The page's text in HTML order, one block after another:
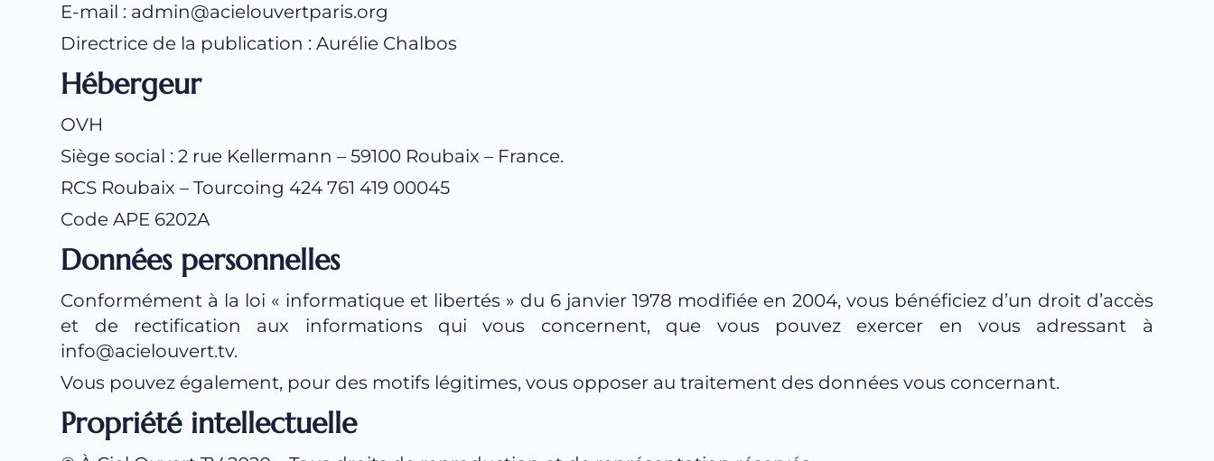
E-mail : admin@acielouvertparis.org
Directrice de la publication : Aurélie Chalbos
Hébergeur
OVH
Siège social : 2 rue Kellermann – 59100 Roubaix – France.
RCS Roubaix – Tourcoing 424 761 419 00045
Code APE 6202A
Données personnelles
Conformément à la loi « informatique et libertés » du 6 janvier 1978 modifiée en 2004, vous bénéficiez d’un droit d’accès
info@acielouvert.tv.
Vous pouvez également, pour des motifs légitimes, vous opposer au traitement des données vous concernant.
Propriété intellectuelle